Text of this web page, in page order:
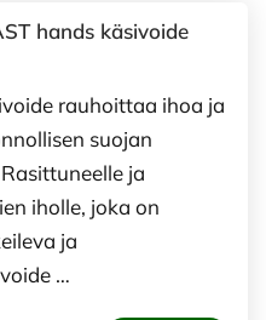
hands käsivoide
rauhoittaa ihoa ja
suojan
ja
iholle, joka on
ja
…